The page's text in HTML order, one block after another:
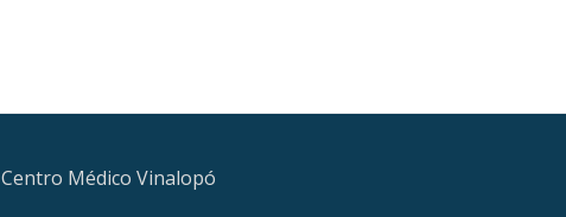
Centro Médico Vinalopó